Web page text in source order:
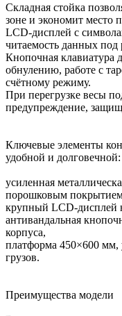
Складная стойка
зоне и экономит место
LCD-дисплей с
читаемость данных
Кнопочная клавиатура
обнулению, работе с
счётному режиму.
При перегрузке весы
предупреждение,
Ключевые элементы
удобной и долговечной:
усиленная
порошковым
крупный LCD-дисплей
антивандальная
корпуса,
платформа 450×600 мм,
грузов.
Преимущества модели